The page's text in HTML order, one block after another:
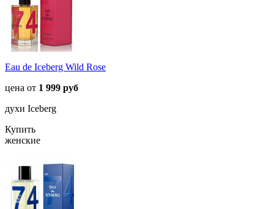
Eau de Iceberg Wild Rose
цена от 1 999 руб
духи Iceberg
Купить
женские